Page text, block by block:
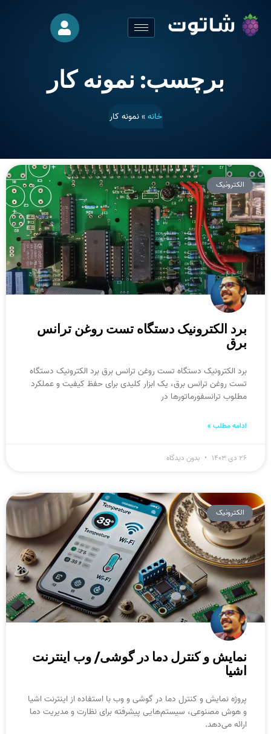
برچسب: نمونه کار
خانه»نمونه کار
الکترونیک
برد الکترونیک دستگاه تست روغن ترانس
برق
برد الکترونیک دستگاه تست روغن ترانس برق برد الکترونیک دستگاه
تست روغن ترانس برق، یک ابزار کلیدی برای حفظ کیفیت و عملکرد
مطلوب ترانسفورماتورها در
ادامه مطلب »
۲۶ دی ۱۴۰۳ بدون دیدگاه
الکترونیک
نمایش و کنترل دما در گوشی/ وب اینترنت
اشیا
پروژه نمایش و کنترل دما در گوشی و وب با استفاده از اینترنت اشیا
و هوش مصنوعی، سیستم‌هایی پیشرفته برای نظارت و مدیریت دما
ارائه می‌دهد.